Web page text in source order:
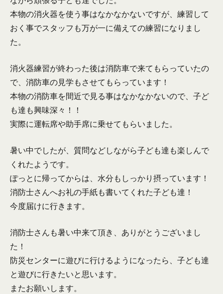
本物の消火器を使う事はなかなかないですが、練習して
おく事でスタッフも万が一に備えての練習になりまし
た。
消火器練習が終わった後は消防車で来てもらっていたの
で、消防車の見学もさせてもらっています！
本物の消防車を間近で見る事はなかなかないので、子ど
も達も興味深々！！
実際に運転席や助手席に乗せてもらいました。
暑い中でしたが、質問などしながら子ども達も楽しんで
くれたようです。
ぽっとに帰ってからは、水分もしっかり摂っています！
消防士さんへお礼の手紙も書いてくれた子ども達！
今度届けに行きます。
消防士さんも暑い中来て頂き、ありがとうございまし
た！
防災センターに遊びに行けるようになったら、子ども達
と遊びに行きたいと思います。
またお願いします。